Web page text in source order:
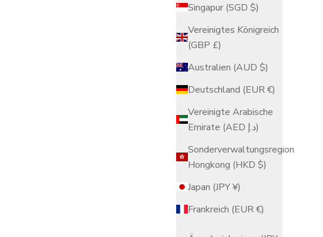
Singapur (SGD $)
Vereinigtes Königreich
(GBP £)
Australien (AUD $)
Deutschland (EUR €)
Vereinigte Arabische
Emirate (AED د.إ)
Sonderverwaltungsregion
Hongkong (HKD $)
Japan (JPY ¥)
Frankreich (EUR €)